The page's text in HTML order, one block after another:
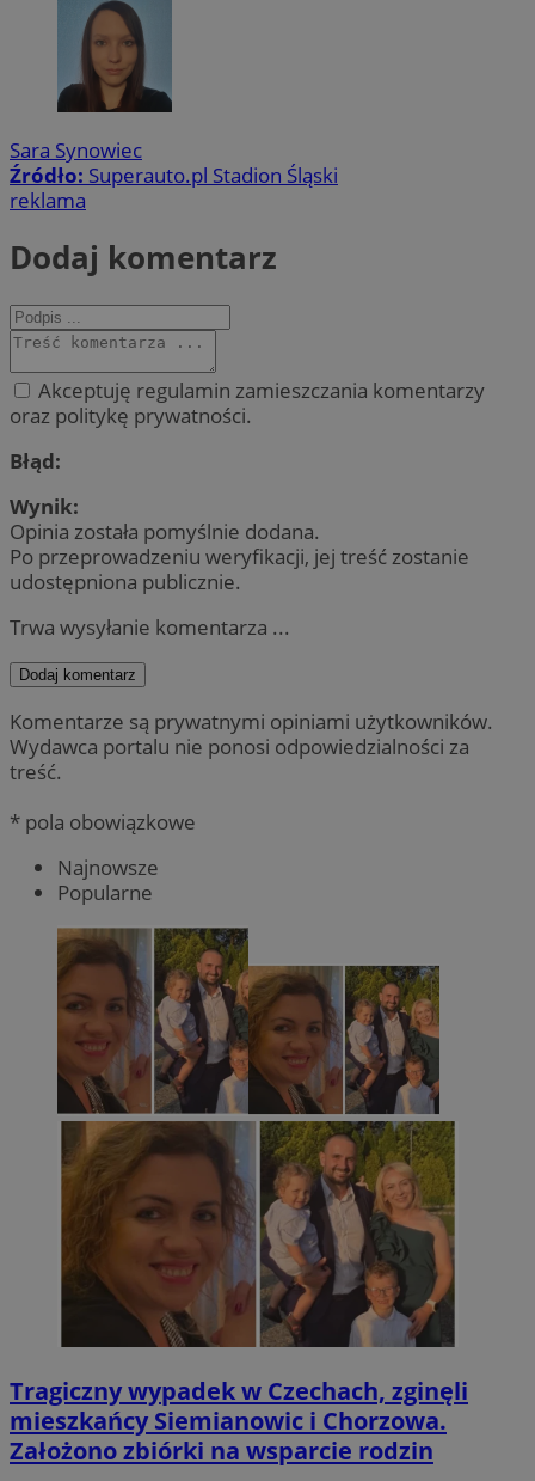
Sara Synowiec
Źródło: Superauto.pl Stadion Śląski
reklama
Dodaj komentarz
Akceptuję regulamin zamieszczania komentarzy
oraz politykę prywatności.
Błąd:
Wynik:
Opinia została pomyślnie dodana.
Po przeprowadzeniu weryfikacji, jej treść zostanie
udostępniona publicznie.
Trwa wysyłanie komentarza ...
Dodaj komentarz
Komentarze są prywatnymi opiniami użytkowników.
Wydawca portalu nie ponosi odpowiedzialności za
treść.
* pola obowiązkowe
Najnowsze
Popularne
Tragiczny wypadek w Czechach, zginęli
mieszkańcy Siemianowic i Chorzowa.
Założono zbiórki na wsparcie rodzin